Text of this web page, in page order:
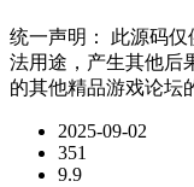
统一声明： 此源码
法用途，产生其他后
的其他精品游戏论坛
2025-09-02
351
9.9